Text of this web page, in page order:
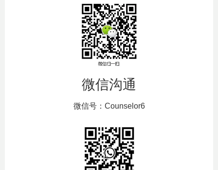
微信沟通
微信号：Counselor6